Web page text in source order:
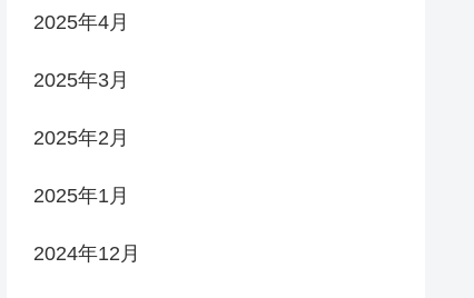
2025年4月
2025年3月
2025年2月
2025年1月
2024年12月